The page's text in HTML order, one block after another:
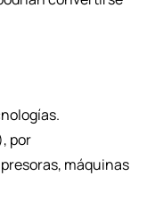
por
máquinas